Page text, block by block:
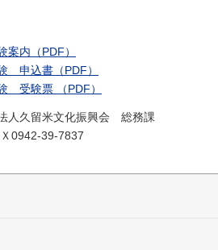
案内（PDF）
＿申込書（PDF）
＿受験票 （PDF）
人久留米文化振興会 総務課
0942-39-7837